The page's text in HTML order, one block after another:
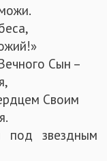
Сын –
Своим
звездным